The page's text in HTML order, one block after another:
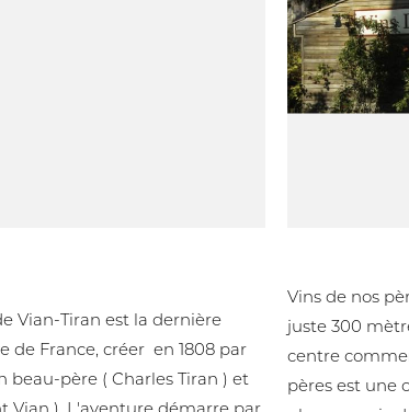
Vian-Tiran est la dernière
de France, créer en 1808 par
beau-père ( Charles Tiran ) et
Vins de nos
juste 300
centre
pères est une